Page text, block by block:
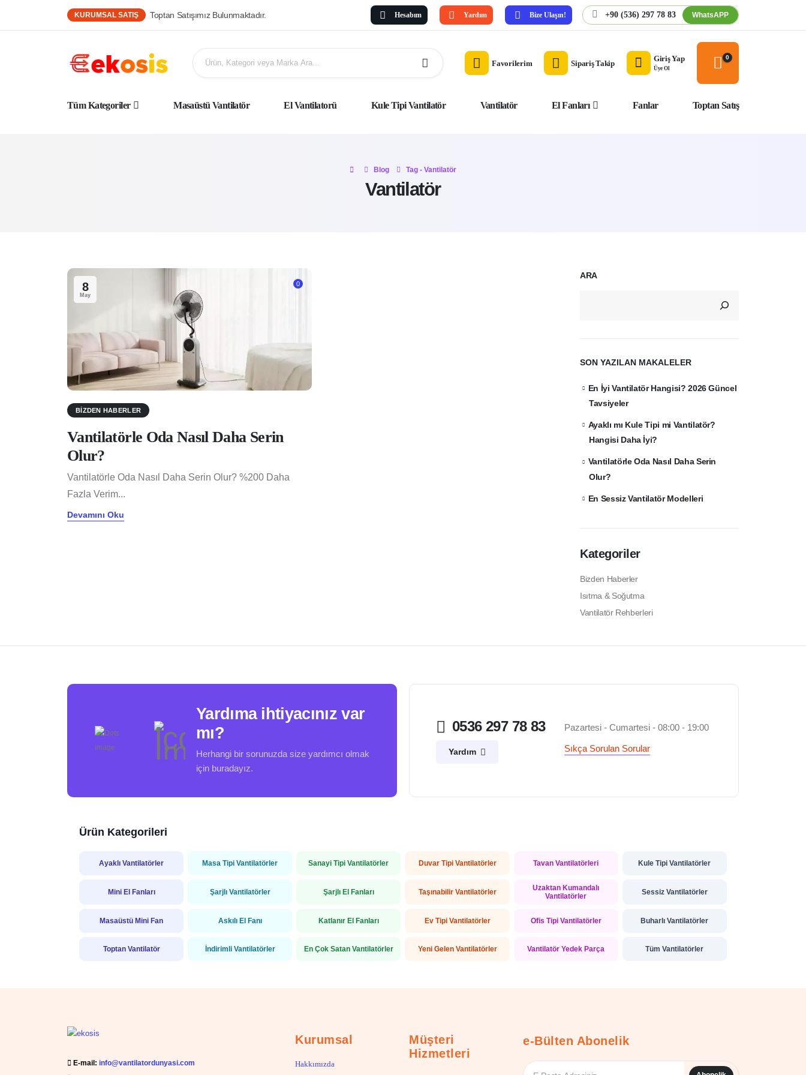
KURUMSAL SATIŞ Toptan Satışımız Bulunmaktadır. Hesabım Yardım Bize Ulaşın! +90 (536) 297 78 83 WhatsAPP
Favorilerim Sipariş Takip Giriş Yap
Üye Ol
0
Tüm Kategoriler Masaüstü Vantilatör El Vantilatorü Kule Tipi Vantilatör Vantilatör El Fanları Fanlar Toptan Satış
Blog Tag - Vantilatör
Vantilatör
8
May
0
BIZDEN HABERLER
Vantilatörle Oda Nasıl Daha Serin
Olur?
Vantilatörle Oda Nasıl Daha Serin Olur? %200 Daha
Fazla Verim...
Devamını Oku
ARA
SON YAZILAN MAKALELER
En İyi Vantilatör Hangisi? 2026 Güncel
Tavsiyeler
Ayaklı mı Kule Tipi mi Vantilatör?
Hangisi Daha İyi?
Vantilatörle Oda Nasıl Daha Serin
Olur?
En Sessiz Vantilatör Modelleri
Kategoriler
Bizden Haberler
Isıtma & Soğutma
Vantilatör Rehberleri
Yardıma ihtiyacınız var
mı?
Herhangi bir sorunuzda size yardımcı olmak
için buradayız.
0536 297 78 83
Yardım
Pazartesi - Cumartesi - 08:00 - 19:00
Sıkça Sorulan Sorular
Ürün Kategorileri
Ayaklı Vantilatörler Masa Tipi Vantilatörler Sanayi Tipi Vantilatörler Duvar Tipi Vantilatörler Tavan Vantilatörleri Kule Tipi Vantilatörler
Mini El Fanları Şarjlı Vantilatörler Şarjlı El Fanları Taşınabilir Vantilatörler
Uzaktan Kumandalı
Vantilatörler
Sessiz Vantilatörler
Masaüstü Mini Fan Askılı El Fanı Katlanır El Fanları Ev Tipi Vantilatörler Ofis Tipi Vantilatörler Buharlı Vantilatörler
Toptan Vantilatör İndirimli Vantilatörler En Çok Satan Vantilatörler Yeni Gelen Vantilatörler Vantilatör Yedek Parça Tüm Vantilatörler
E-mail: info@vantilatordunyasi.com
Kurumsal
Hakkımızda
Müşteri
Hizmetleri
e-Bülten Abonelik